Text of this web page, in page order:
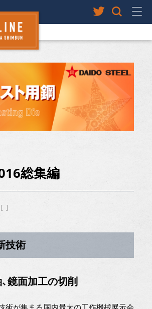
総集編
技術
鏡面加工の切削